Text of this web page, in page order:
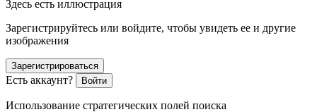
Здесь есть иллюстрация
Зарегистрируйтесь или войдите, чтобы увидеть ее и другие
изображения
Зарегистрироваться
Есть аккаунт? Войти
Использование стратегических полей поиска